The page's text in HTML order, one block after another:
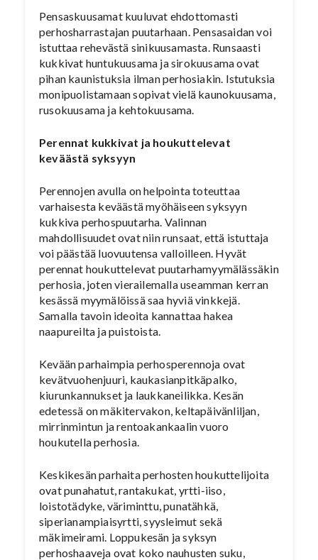
Pensaskuusamat kuuluvat ehdottomasti
perhosharrastajan puutarhaan. Pensasaidan voi
istuttaa rehevästä sinikuusamasta. Runsaasti
kukkivat huntukuusama ja sirokuusama ovat
pihan kaunistuksia ilman perhosiakin. Istutuksia
monipuolistamaan sopivat vielä kaunokuusama,
rusokuusama ja kehtokuusama.
Perennat kukkivat ja houkuttelevat
keväästä syksyyn
Perennojen avulla on helpointa toteuttaa
varhaisesta keväästä myöhäiseen syksyyn
kukkiva perhospuutarha. Valinnan
mahdollisuudet ovat niin runsaat, että istuttaja
voi päästää luovuutensa valloilleen. Hyvät
perennat houkuttelevat puutarhamyymälässäkin
perhosia, joten vierailemalla useamman kerran
kesässä myymälöissä saa hyviä vinkkejä.
Samalla tavoin ideoita kannattaa hakea
naapureilta ja puistoista.
Kevään parhaimpia perhosperennoja ovat
kevätvuohenjuuri, kaukasianpitkäpalko,
kiurunkannukset ja laukkaneilikka. Kesän
edetessä on mäkitervakon, keltapäivänliljan,
mirrinmintun ja rentoakankaalin vuoro
houkutella perhosia.
Keskikesän parhaita perhosten houkuttelijoita
ovat punahatut, rantakukat, yrtti-iiso,
loistotädyke, väriminttu, punatähkä,
siperianampiaisyrtti, syysleimut sekä
mäkimeirami. Loppukesän ja syksyn
perhoshaaveja ovat koko nauhusten suku,